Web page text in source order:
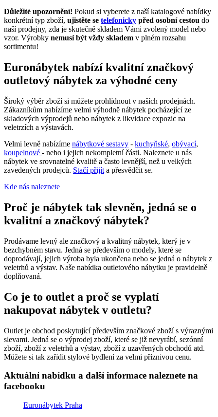
Důležité upozornění! Pokud si vyberete z naší katalogové nabídky
konkrétní typ zboží, ujistěte se telefonicky před osobní cestou do
naší prodejny, zda je skutečně skladem Vámi zvolený model nebo
vzor. Výrobky nemusí být vždy skladem v plném rozsahu
sortimentu!
Euronábytek nabízí kvalitní značkový
outletový nábytek za výhodné ceny
Široký výběr zboží si můžete prohlídnout v naších prodejnách.
Zákazníkům nabízíme velmi výhodně nábytek pocházející ze
skladových výprodejů nebo nábytek z likvidace expozic na
veletrzích a výstavách.
Velmi levně nabízíme nábytkové sestavy - kuchyňské, obývací,
koupelnové - nebo i jejich nekompletní části. Naleznete u nás
nábytek ve srovnatelné kvalitě a často levnější, než u velkých
zavedených prodejců. Stačí přijít a přesvědčit se.
Kde nás naleznete
Proč je nábytek tak slevněn, jedná se o
kvalitní a značkový nábytek?
Prodávame levný ale značkový a kvalitný nábytek, který je v
bezchybném stavu. Jedná se především o modely, které se
doprodávají, jejich výroba byla ukončena nebo se jedná o nábytek z
veletrhů a výstav. Naše nabídka outletového nábytku je pravidelně
doplňovaná.
Co je to outlet a proč se vyplatí
nakupovat nábytek v outletu?
Outlet je obchod poskytující především značkové zboží s výraznými
slevami. Jedná se o výprodej zboží, které se již nevyrábí, sezónní
zboží, zboží z veletrhů a výstav, zboží z uzavřených obchodů atd.
Můžete si tak zařídit stylové bydlení za velmi příznivou cenu.
Aktuální nabídku a další informace naleznete na
facebooku
Euronábytek Praha